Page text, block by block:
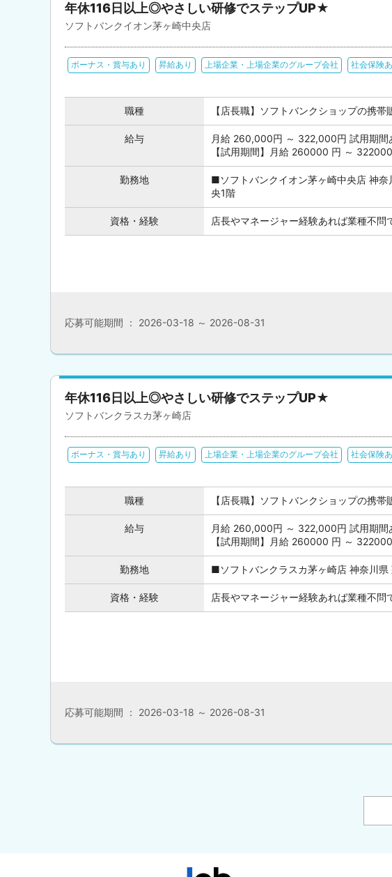
年休116日以上◎やさしい研修でステップUP★
ソフトバンクイオン茅ヶ崎中央店
ボーナス・賞与あり 昇給あり 上場企業・上場企業のグループ会社 社会保険
職種 【店長職】ソフトバンクショップの携帯
給与
月給 260,000円 ～ 322,000円 試用期間
【試用期間】月給 260000 円 ～
勤務地
■ソフトバンクイオン茅ヶ崎中央店 神
央1階
資格・経験 店長やマネージャー経験あれば業種不問
応募可能期間 ： 2026-03-18 ～ 2026-08-31
年休116日以上◎やさしい研修でステップUP★
ソフトバンクラスカ茅ヶ崎店
ボーナス・賞与あり 昇給あり 上場企業・上場企業のグループ会社 社会保険
職種 【店長職】ソフトバンクショップの携帯
給与
月給 260,000円 ～ 322,000円 試用期間
【試用期間】月給 260000 円 ～
勤務地 ■ソフトバンクラスカ茅ヶ崎店 神奈川
資格・経験 店長やマネージャー経験あれば業種不問
応募可能期間 ： 2026-03-18 ～ 2026-08-31